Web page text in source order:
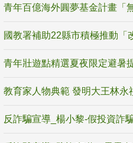
反詐騙宣導_楊小黎-假投資詐